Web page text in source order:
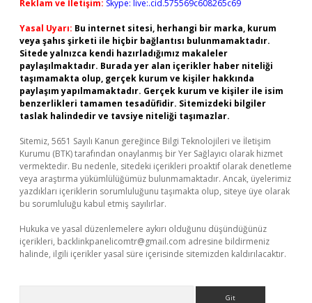
Reklam ve İletişim: Skype: live:.cid.575569c608265c69
Yasal Uyarı: Bu internet sitesi, herhangi bir marka, kurum
veya şahıs şirketi ile hiçbir bağlantısı bulunmamaktadır.
Sitede yalnızca kendi hazırladığımız makaleler
paylaşılmaktadır. Burada yer alan içerikler haber niteliği
taşımamakta olup, gerçek kurum ve kişiler hakkında
paylaşım yapılmamaktadır. Gerçek kurum ve kişiler ile isim
benzerlikleri tamamen tesadüfidir. Sitemizdeki bilgiler
taslak halindedir ve tavsiye niteliği taşımazlar.
Sitemiz, 5651 Sayılı Kanun gereğince Bilgi Teknolojileri ve İletişim
Kurumu (BTK) tarafından onaylanmış bir Yer Sağlayıcı olarak hizmet
vermektedir. Bu nedenle, sitedeki içerikleri proaktif olarak denetleme
veya araştırma yükümlülüğümüz bulunmamaktadır. Ancak, üyelerimiz
yazdıkları içeriklerin sorumluluğunu taşımakta olup, siteye üye olarak
bu sorumluluğu kabul etmiş sayılırlar.
Hukuka ve yasal düzenlemelere aykırı olduğunu düşündüğünüz
içerikleri, backlinkpanelicomtr@gmail.com adresine bildirmeniz
halinde, ilgili içerikler yasal süre içerisinde sitemizden kaldırılacaktır.